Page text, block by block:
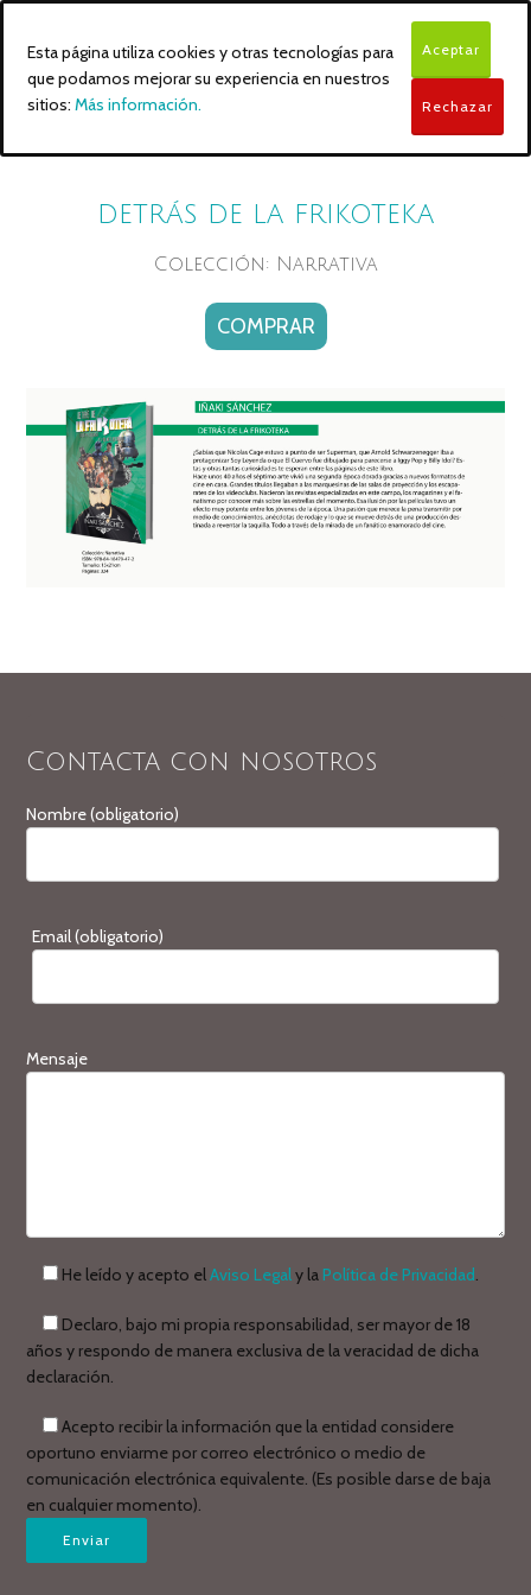
DETRÁS DE LA FRIKOTEKA
Colección: Narrativa
COMPRAR
Contacta con nosotros
Nombre (obligatorio)
Email (obligatorio)
Mensaje
He leído y acepto elAviso Legaly la Política de Privacidad.
Declaro, bajo mi propia responsabilidad, ser mayor de 18
años y respondo de manera exclusiva de la veracidad de dicha
declaración.
Acepto recibir la información que la entidad considere
oportuno enviarme por correo electrónico o medio de
comunicación electrónica equivalente. (Es posible darse de baja
en cualquier momento).
Esta página utiliza cookies y otras tecnologías para
que podamos mejorar su experiencia en nuestros
sitios: Más información.
Aceptar
Rechazar